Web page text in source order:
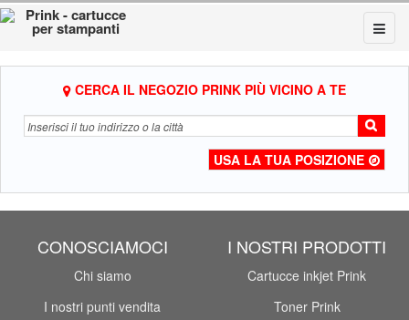
CERCA IL NEGOZIO PRINK PIÙ VICINO A TE
USA LA TUA POSIZIONE
CONOSCIAMOCI
Chi siamo
I nostri punti vendita
I NOSTRI PRODOTTI
Cartucce inkjet Prink
Toner Prink